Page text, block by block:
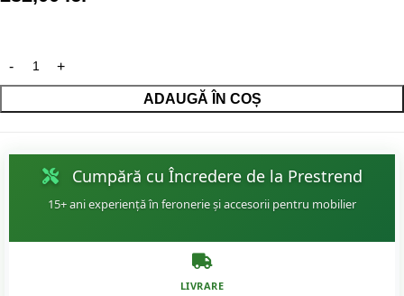
ADAUGĂ ÎN COȘ
Cumpără cu Încredere de la Prestrend
15+ ani experiență în feronerie și accesorii pentru mobilier
LIVRARE